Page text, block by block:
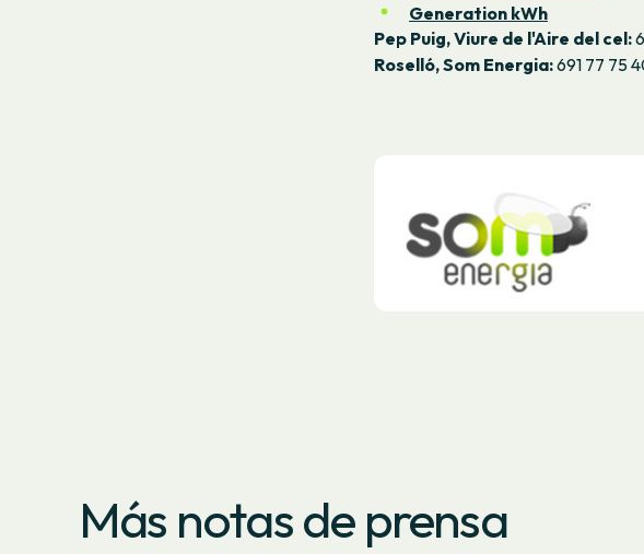
Generation kWh
Pep Puig, Viure de l'Aire del cel:
Roselló, Som Energia:691 77 75
Más notas de prensa